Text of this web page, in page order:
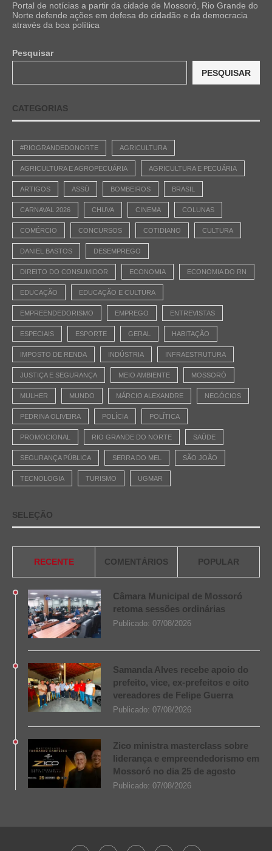
Portal de notícias a partir da cidade de Mossoró, Rio Grande do
Norte defende ações em defesa do cidadão e da democracia
através da boa política
Pesquisar
PESQUISAR
CATEGORIAS
#RIOGRANDEDONORTE AGRICULTURA
AGRICULTURA E AGROPECUÁRIA AGRICULTURA E PECUÁRIA
ARTIGOS ASSÚ BOMBEIROS BRASIL
CARNAVAL 2026 CHUVA CINEMA COLUNAS
COMÉRCIO CONCURSOS COTIDIANO CULTURA
DANIEL BASTOS DESEMPREGO
DIREITO DO CONSUMIDOR ECONOMIA ECONOMIA DO RN
EDUCAÇÃO EDUCAÇÃO E CULTURA
EMPREENDEDORISMO EMPREGO ENTREVISTAS
ESPECIAIS ESPORTE GERAL HABITAÇÃO
IMPOSTO DE RENDA INDÚSTRIA INFRAESTRUTURA
JUSTIÇA E SEGURANÇA MEIO AMBIENTE MOSSORÓ
MULHER MUNDO MÁRCIO ALEXANDRE NEGÓCIOS
PEDRINA OLIVEIRA POLÍCIA POLÍTICA
PROMOCIONAL RIO GRANDE DO NORTE SAÚDE
SEGURANÇA PÚBLICA SERRA DO MEL SÃO JOÃO
TECNOLOGIA TURISMO UGMAR
SELEÇÃO
RECENTE COMENTÁRIOS POPULAR
Câmara Municipal de Mossoró
retoma sessões ordinárias
Publicado: 07/08/2026
Samanda Alves recebe apoio do
prefeito, vice, ex-prefeitos e oito
vereadores de Felipe Guerra
Publicado: 07/08/2026
Zico ministra masterclass sobre
liderança e empreendedorismo em
Mossoró no dia 25 de agosto
Publicado: 07/08/2026